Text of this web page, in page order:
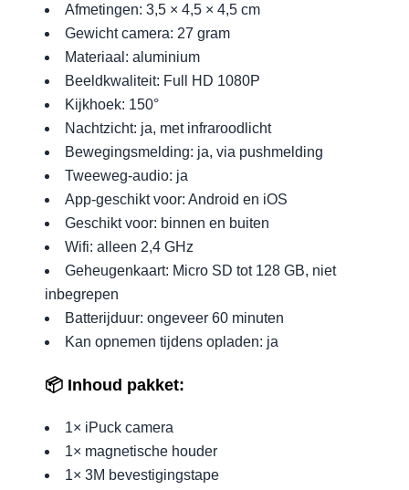
Afmetingen: 3,5 × 4,5 × 4,5 cm
Gewicht camera: 27 gram
Materiaal: aluminium
Beeldkwaliteit: Full HD 1080P
Kijkhoek: 150°
Nachtzicht: ja, met infraroodlicht
Bewegingsmelding: ja, via pushmelding
Tweeweg-audio: ja
App-geschikt voor: Android en iOS
Geschikt voor: binnen en buiten
Wifi: alleen 2,4 GHz
Geheugenkaart: Micro SD tot 128 GB, niet
inbegrepen
Batterijduur: ongeveer 60 minuten
Kan opnemen tijdens opladen: ja
📦 Inhoud pakket:
1× iPuck camera
1× magnetische houder
1× 3M bevestigingstape